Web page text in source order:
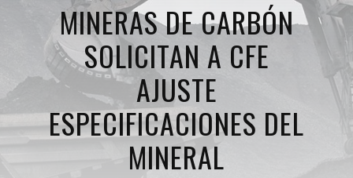
MINERAS DE CARBÓN
SOLICITAN A CFE
AJUSTE
ESPECIFICACIONES DEL
MINERAL